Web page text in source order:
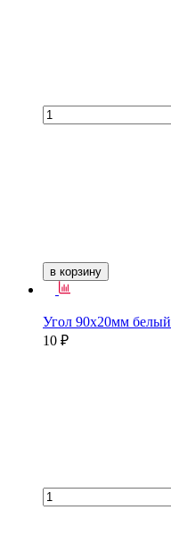
в корзину
Угол 90х20мм белый
10 ₽